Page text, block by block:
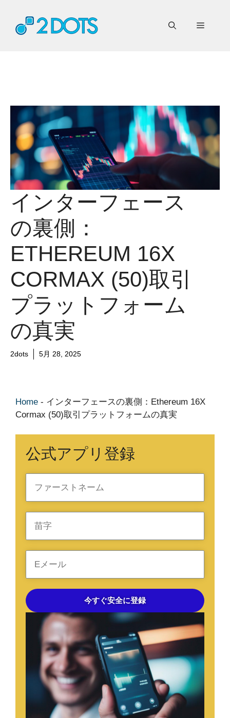
メ
ー
インターフェース
の裏側：
ETHEREUM 16X
CORMAX (50)取引
プラットフォーム
の真実
2dots 5月 28, 2025
Home - インターフェースの裏側：Ethereum 16X
Cormax (50)取引プラットフォームの真実
公式アプリ登録
今すぐ安全に登録